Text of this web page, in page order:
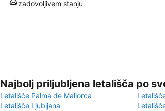
zadovoljivem stanju
Najbolj priljubljena letališča po
Letališče Palma de Mallorca
Letališče Ljubljana